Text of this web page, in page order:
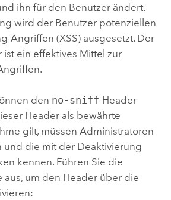
ihn für den Benutzer ändert.
wird der Benutzer potenziellen
Angriffen (XSS) ausgesetzt. Der
ist ein effektives Mittel zur
den no-sniff-Header
Header als bewährte
gilt, müssen Administratoren
und die mit der Deaktivierung
kennen. Führen Sie die
um den Header über die